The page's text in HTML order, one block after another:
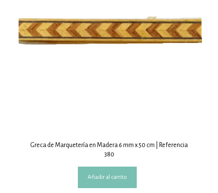
Greca de Marquetería en Madera 6 mm x 50 cm | Referencia
380
Añadir al carrito